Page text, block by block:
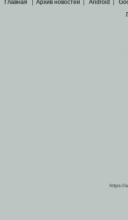
Главная Архив новостей Android
https://